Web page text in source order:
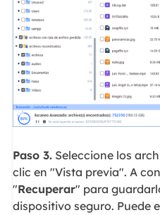
Paso 3.Seleccione los
clic en "Vista previa". A
"Recuperar" para
dispositivo seguro. Puede